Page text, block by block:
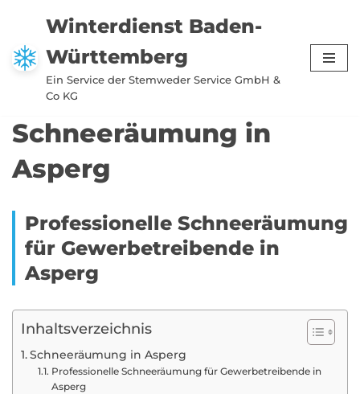
Zum
Inhalt
springen
Winterdienst Baden-
Württemberg
Ein Service der Stemweder Service GmbH &
Co KG
Schneeräumung in
Asperg
Professionelle Schneeräumung
für Gewerbetreibende in
Asperg
Inhaltsverzeichnis
Schneeräumung in Asperg
Professionelle Schneeräumung für Gewerbetreibende in
Asperg